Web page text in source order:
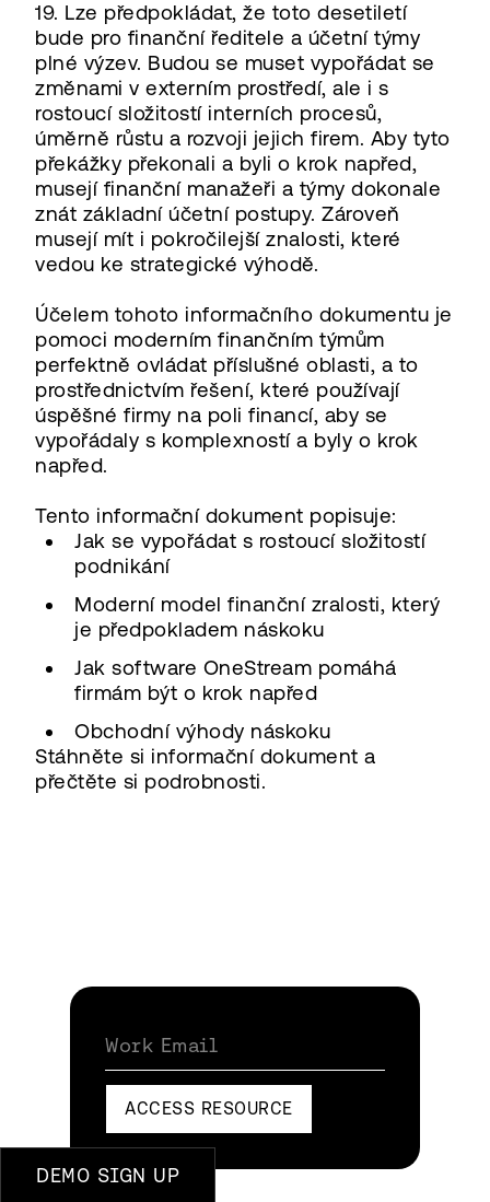
19. Lze předpokládat, že toto desetiletí
bude pro finanční ředitele a účetní týmy
plné výzev. Budou se muset vypořádat se
změnami v externím prostředí, ale i s
rostoucí složitostí interních procesů,
úměrně růstu a rozvoji jejich firem. Aby tyto
překážky překonali a byli o krok napřed,
musejí finanční manažeři a týmy dokonale
znát základní účetní postupy. Zároveň
musejí mít i pokročilejší znalosti, které
vedou ke strategické výhodě.
Účelem tohoto informačního dokumentu je
pomoci moderním finančním týmům
perfektně ovládat příslušné oblasti, a to
prostřednictvím řešení, které používají
úspěšné firmy na poli financí, aby se
vypořádaly s komplexností a byly o krok
napřed.
Tento informační dokument popisuje:
Jak se vypořádat s rostoucí složitostí
podnikání
Moderní model finanční zralosti, který
je předpokladem náskoku
Jak software OneStream pomáhá
firmám být o krok napřed
Obchodní výhody náskoku
Stáhněte si informační dokument a
přečtěte si podrobnosti.
Work Email
ACCESS RESOURCE
DEMO SIGN UP